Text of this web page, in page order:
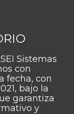
RIO
Sistemas
con
fecha, con
bajo la
garantiza
y